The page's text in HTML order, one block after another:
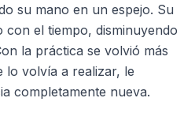
su mano en un espejo. Su
el tiempo, disminuyendo
la práctica se volvió más
lo volvía a realizar, le
completamente nueva.